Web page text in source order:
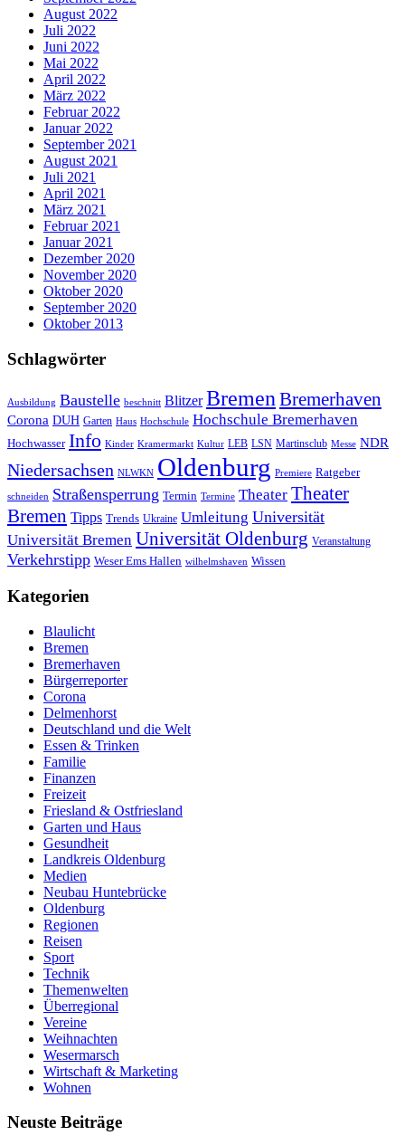
August 2022
Juli 2022
Juni 2022
Mai 2022
April 2022
März 2022
Februar 2022
Januar 2022
September 2021
August 2021
Juli 2021
April 2021
März 2021
Februar 2021
Januar 2021
Dezember 2020
November 2020
Oktober 2020
September 2020
Oktober 2013
Schlagwörter
Ausbildung Baustelle beschnitt Blitzer Bremen Bremerhaven
Corona DUH Garten Haus Hochschule Hochschule Bremerhaven
Hochwasser Info Kinder Kramermarkt Kultur LEB LSN Martinsclub Messe NDR
Niedersachsen NLWKN Oldenburg Premiere Ratgeber
schneiden Straßensperrung Termin Termine Theater Theater
Bremen Tipps Trends Ukraine Umleitung Universität
Universität Bremen Universität Oldenburg Veranstaltung
Verkehrstipp Weser Ems Hallen wilhelmshaven Wissen
Kategorien
Blaulicht
Bremen
Bremerhaven
Bürgerreporter
Corona
Delmenhorst
Deutschland und die Welt
Essen & Trinken
Familie
Finanzen
Freizeit
Friesland & Ostfriesland
Garten und Haus
Gesundheit
Landkreis Oldenburg
Medien
Neubau Huntebrücke
Oldenburg
Regionen
Reisen
Sport
Technik
Themenwelten
Überregional
Vereine
Weihnachten
Wesermarsch
Wirtschaft & Marketing
Wohnen
Neuste Beiträge